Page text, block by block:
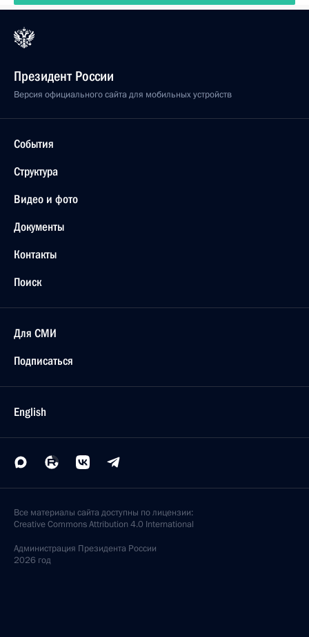
Президент России
Версия официального сайта для мобильных устройств
События
Структура
Видео и фото
Документы
Контакты
Поиск
Для СМИ
Подписаться
English
Все материалы сайта доступны по лицензии:
Creative Commons Attribution 4.0 International
Администрация Президента России
2026 год